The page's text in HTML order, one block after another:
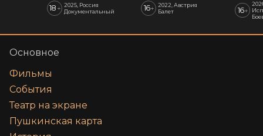
18 + 2025, Россия
Документальный
16+
2022, Австрия
Балет
16+
Основное
Фильмы
События
Театр на экране
Пушкинская карта